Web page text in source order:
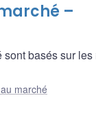
–
basés sur
marché